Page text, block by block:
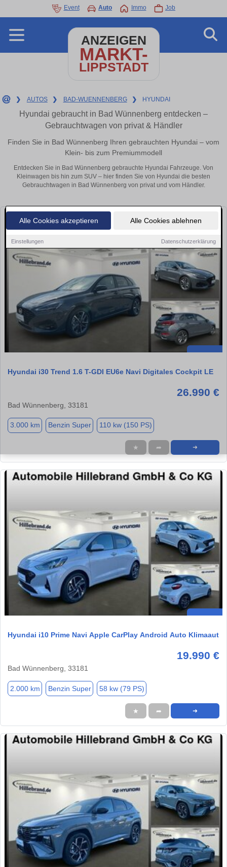
Alle Cookies akzeptieren Alle Cookies ablehnen
Einstellungen Datenschutzerklärung
Event Auto Immo Job
ANZEIGEN
MARKT-
LIPPSTADT
❯ AUTOS ❯ BAD-WUENNENBERG ❯ HYUNDAI
Hyundai gebraucht in Bad Wünnenberg entdecken –
Gebrauchtwagen von privat & Händler
Finden Sie in Bad Wünnenberg Ihren gebrauchten Hyundai – vom
Klein- bis zum Premiummodell
Entdecken Sie in Bad Wünnenberg gebrauchte Hyundai Fahrzeuge. Von
Kleinwagen bis hin zum SUV – hier finden Sie von Hyundai die besten
Gebrauchtwagen in Bad Wünnenberg von privat und vom Händler.
Hyundai i30 Trend 1.6 T-GDI EU6e Navi Digitales Cockpit LE
26.990 €
Bad Wünnenberg, 33181
3.000 km Benzin Super 110 kw (150 PS)
★ ➦ ➜
Hyundai i10 Prime Navi Apple CarPlay Android Auto Klimaaut
19.990 €
Bad Wünnenberg, 33181
2.000 km Benzin Super 58 kw (79 PS)
★ ➦ ➜